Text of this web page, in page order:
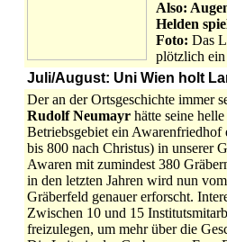
Also:
Helden
Foto: Das
plötzlich ein
Juli/August: Uni Wien holt
Der an der Ortsgeschichte immer
Rudolf Neumayr hätte seine
Betriebsgebiet ein Awarenfriedhof
bis 800 nach Christus) in unserer
Awaren mit zumindest 380
in den letzten Jahren wird nun vom
Gräberfeld genauer erforscht.
Zwischen 10 und 15
freizulegen, um mehr über die